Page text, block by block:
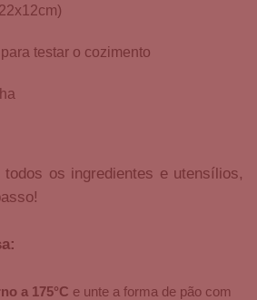
testar o cozimento
os ingredientes e utensílios,
a 175°C e unte a forma de pão com